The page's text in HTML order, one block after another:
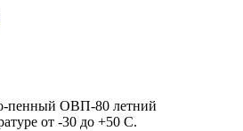
пенный ОВП-80 летний
от -30 до +50 С.